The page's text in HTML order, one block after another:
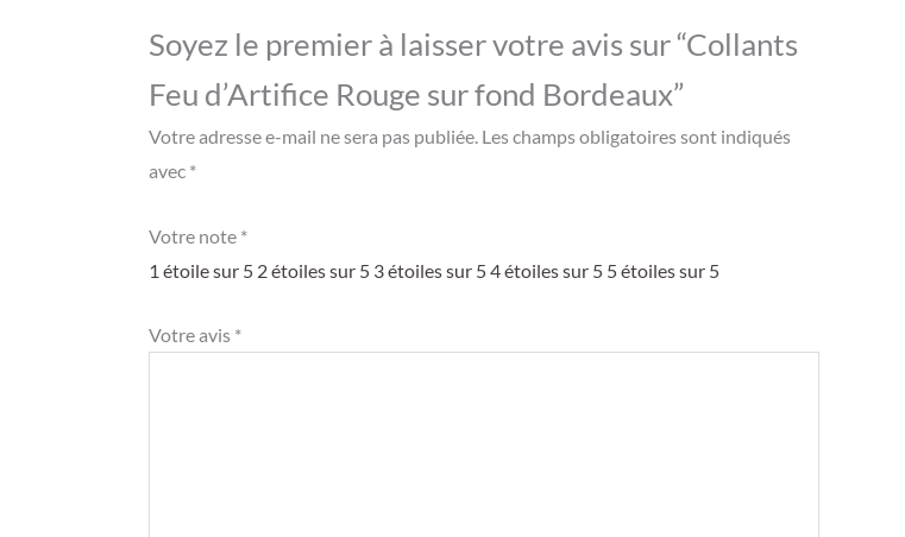
Soyez le premier à laisser votre avis sur “Collants
Feu d’Artifice Rouge sur fond Bordeaux”
Votre adresse e-mail ne sera pas publiée. Les champs obligatoires sont indiqués
avec *
Votre note *
1 étoile sur 5 2 étoiles sur 5 3 étoiles sur 54 étoiles sur 5 5 étoiles sur 5
Votre avis *